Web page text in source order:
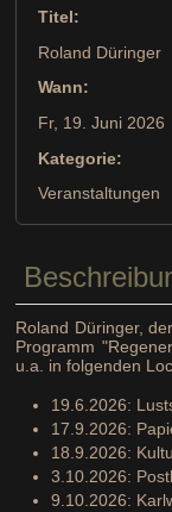
Titel:
Roland Düringer
Wann:
Fr, 19. Juni 2026
Kategorie:
Veranstaltungen
Roland Düringer,
Programm
u.a. in folgenden
19.6.2026:
17.9.2026:
18.9.2026:
3.10.2026:
9.10.2026: